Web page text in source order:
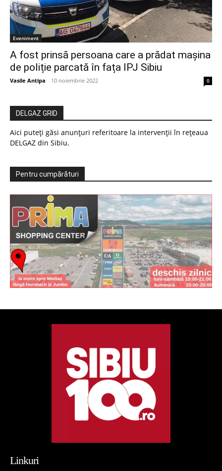
Eveniment
A fost prinsă persoana care a prădat mașina
de poliție parcată în fața IPJ Sibiu
Vasile Antipa - 10 noiembrie 2022 0
DELGAZ GRID
Aici puteți găsi anunțuri referitoare la intervenții în rețeaua
DELGAZ din Sibiu.
Pentru cumpărături
Linkuri